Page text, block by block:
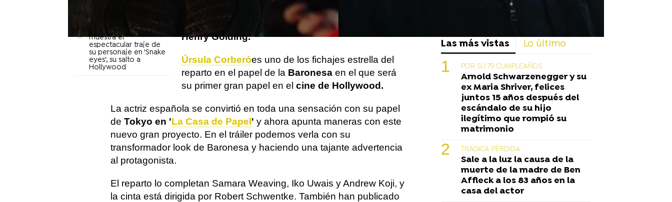
Úrsula Corberó
muestra el
espectacular traje de
su personaje en 'Snake
eyes', su salto a
Hollywood
El spin-off de G.I. Joe viene cargado de acción para
contar los orígenes del guerrero interpretado por
Henry Golding.
Úrsula Corberóes uno de los fichajes estrella del
reparto en el papel de la Baronesa en el que será
su primer gran papel en el cine de Hollywood.
La actriz española se convirtió en toda una sensación con su papel
de Tokyo en 'La Casa de Papel ' y ahora apunta maneras con este
nuevo gran proyecto. En el tráiler podemos verla con su
transformador look de Baronesa y haciendo una tajante advertencia
al protagonista.
El reparto lo completan Samara Weaving, Iko Uwais y Andrew Koji, y
la cinta está dirigida por Robert Schwentke. También han publicado
Las más vistas Lo último
POR SU 79 CUMPLEAÑOS
Arnold Schwarzenegger y su
ex Maria Shriver, felices
juntos 15 años después del
escándalo de su hijo
ilegítimo que rompió su
matrimonio
TRÁGICA PÉRDIDA
Sale a la luz la causa de la
muerte de la madre de Ben
Affleck a los 83 años en la
casa del actor